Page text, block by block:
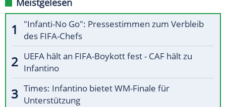
Meistgelesen
"Infanti-No Go": Pressestimmen zum Verbleib
des FIFA-Chefs
UEFA hält an FIFA-Boykott fest - CAF hält zu
Infantino
Times: Infantino bietet WM-Finale für
Unterstützung